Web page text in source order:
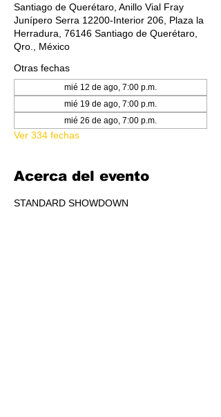
Santiago de Querétaro, Anillo Vial Fray
Junípero Serra 12200-Interior 206, Plaza la
Herradura, 76146 Santiago de Querétaro,
Qro., México
Otras fechas
mié 12 de ago, 7:00 p.m.
mié 19 de ago, 7:00 p.m.
mié 26 de ago, 7:00 p.m.
Ver 334 fechas
Acerca del evento
STANDARD SHOWDOWN